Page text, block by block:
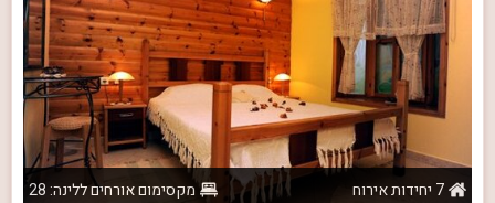
7 יחידות אירוח
מקסימום אורחים ללינה: 28